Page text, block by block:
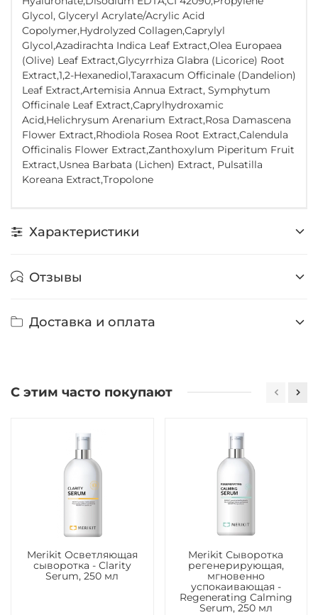
Glycol, Glyceryl Acrylate/Acrylic Acid
Copolymer,Hydrolyzed Collagen,Caprylyl
Glycol,Azadirachta Indica Leaf Extract,Olea Europaea
(Olive) Leaf Extract,Glycyrrhiza Glabra (Licorice) Root
Extract,1,2-Hexanediol,Taraxacum Officinale (Dandelion)
Leaf Extract,Artemisia Annua Extract, Symphytum
Officinale Leaf Extract,Caprylhydroxamic
Acid,Helichrysum Arenarium Extract,Rosa Damascena
Flower Extract,Rhodiola Rosea Root Extract,Calendula
Officinalis Flower Extract,Zanthoxylum Piperitum Fruit
Extract,Usnea Barbata (Lichen) Extract, Pulsatilla
Koreana Extract,Tropolone
Характеристики
Отзывы
Доставка и оплата
С этим часто покупают
Merikit Осветляющая
сыворотка - Clarity
Serum, 250 мл
Merikit Сыворотка
регенерирующая,
мгновенно
успокаивающая -
Regenerating Calming
Serum, 250 мл